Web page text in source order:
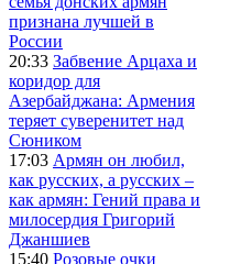
признана лучшей в
России
20:33 Забвение Арцаха и
коридор для
Азербайджана: Армения
теряет суверенитет над
Сюником
17:03 Армян он любил,
как русских, а русских –
как армян: Гений права и
милосердия Григорий
Джаншиев
15:40 Розовые очки